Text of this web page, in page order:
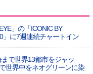
」の「ICONIC BY
」に7週連続チャートイン
まで世界13都市をジャッ
世界中をネオグリーンに染